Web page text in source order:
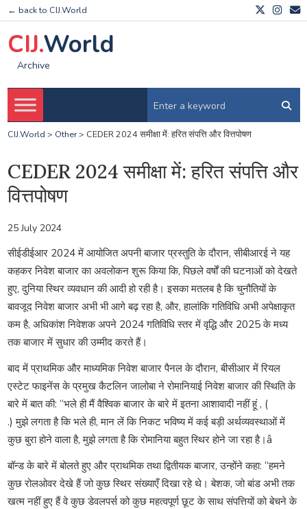
← back to CIJ.World
CIJ.World
Archive
CIJ.World > Other> CEDER 2024 समीक्षा में: हरित संपत्ति और वित्तपोषण
CEDER 2024 समीक्षा में: हरित संपत्ति और
वित्तपोषण
25 July 2024
सीईडीईआर 2024 में आयोजित अपनी बाजार प्रस्तुति के दौरान, सीबीआरई ने यह
कहकर निवेश बाजार का अवलोकन शुरू किया कि, पिछले वर्षों की घटनाओं को देखते
हुए, दुनिया स्थिर व्यवधान की आदी हो रही है। इसका मतलब है कि चुनौतियों के
बावजूद निवेश बाजार अभी भी आगे बढ़ रहा है, और, हालांकि गतिविधि अभी अपेक्षाकृत
कम है, अधिकांश निवेशक अपने 2024 गतिविधि स्तर में वृद्धि और 2025 के मध्य
तक बाजार में सुधार की उम्मीद करते हैं।
बाद में प्राथमिक और माध्यमिक निवेश बाजार पैनल के दौरान, बीसीआर में रियल
एस्टेट फाइनेंस के प्रमुख कैटलिन जालोबा ने रोमानियाई निवेश बाजार की स्थिति के
बारे में बात की: “भले ही मैं वैश्विक बाजार के बारे में इतना आशावादी नहीं हूं , (
.) मुझे लगता है कि भले ही, मान लें कि निकट भविष्य में कई बड़ी अर्थव्यवस्थाओं में
कुछ बुरा होने वाला है, मुझे लगता है कि रोमानिया बहुत स्थिर होने जा रहा है।â
बॉन्ड के बारे में बोलते हुए और प्राथमिक तथा द्वितीयक बाजार, उन्होंने कहा: “हमने
कुछ रोलओवर देखे हैं जो कुछ स्थिर संख्याएँ दिखा रहे थे। बेशक, जो बांड अभी तक
खत्म नहीं हुए हैं वे कुछ डेवलपर्स को कुछ महत्वपूर्ण छूट के साथ संपत्तियों को बेचने के